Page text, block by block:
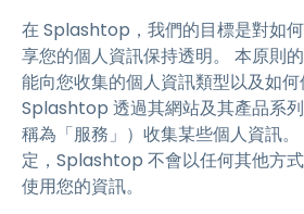
在 Splashtop，我們的目標是對如
享您的個人資訊保持透明。 本原則
能向您收集的個人資訊類型以及如何
Splashtop 透過其網站及其產品系
稱為「服務」）收集某些個人資訊
定，Splashtop 不會以任何其他方
使用您的資訊。